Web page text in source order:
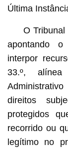
Última
O
apontando
interpor
33.º,
direitos
protegidos
recorrido ou
legítimo no